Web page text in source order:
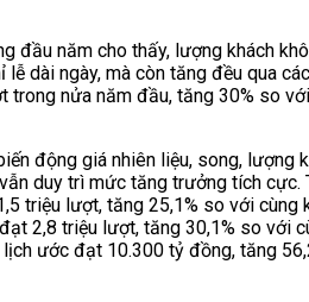
đầu năm cho thấy, lượng khách
lễ dài ngày, mà còn tăng đều qua
trong nửa năm đầu, tăng 30% so
động giá nhiên liệu, song, lượng
duy trì mức tăng trưởng tích cực.
triệu lượt, tăng 25,1% so với cùng
2,8 triệu lượt, tăng 30,1% so với
ước đạt 10.300 tỷ đồng, tăng